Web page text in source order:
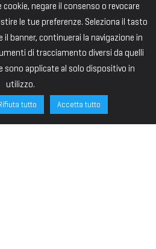
negare il consenso o revocare
le tue preferenze. Seleziona il tasto
il banner, continuerai la navigazione in
di tracciamento diversi da quelli
sono applicate al solo dispositivo in
utilizzo.
tutto Accetta tutto